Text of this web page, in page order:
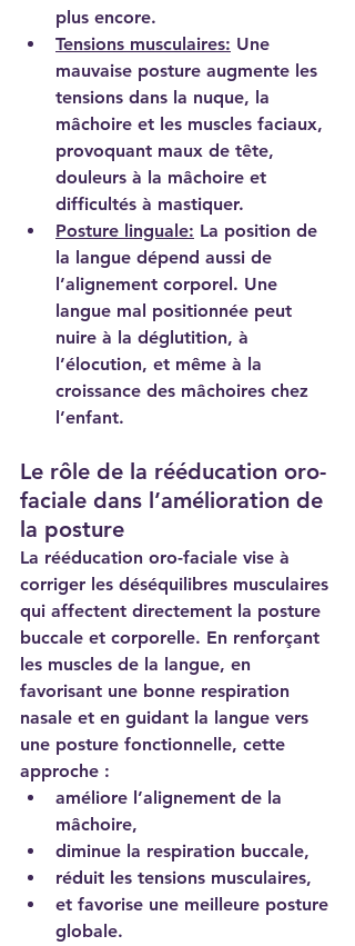
plus encore.
Tensions musculaires: Une
mauvaise posture augmente les
tensions dans la nuque, la
mâchoire et les muscles faciaux,
provoquant maux de tête,
douleurs à la mâchoire et
difficultés à mastiquer.
Posture linguale: La position de
la langue dépend aussi de
l’alignement corporel. Une
langue mal positionnée peut
nuire à la déglutition, à
l’élocution, et même à la
croissance des mâchoires chez
l’enfant.
Le rôle de la rééducation oro-
faciale dans l’amélioration de
la posture
La rééducation oro-faciale vise à
corriger les déséquilibres musculaires
qui affectent directement la posture
buccale et corporelle. En renforçant
les muscles de la langue, en
favorisant une bonne respiration
nasale et en guidant la langue vers
une posture fonctionnelle, cette
approche :
améliore l’alignement de la
mâchoire,
diminue la respiration buccale,
réduit les tensions musculaires,
et favorise une meilleure posture
globale.